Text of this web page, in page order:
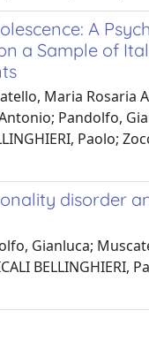
A
a Sample of
Maria Rosaria
Pandolfo,
Paolo;
disorder
Gianluca;
BELLINGHIERI,